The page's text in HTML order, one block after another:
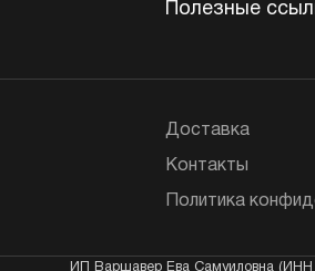
Полезные
Доставка
Контакты
Политика
ИП Варшавер Ева Самуиловна (ИНН